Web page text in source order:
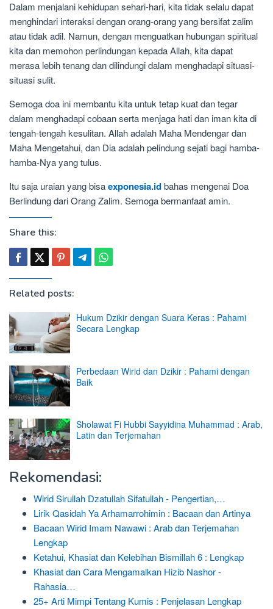
Dalam menjalani kehidupan sehari-hari, kita tidak selalu dapat
menghindari interaksi dengan orang-orang yang bersifat zalim
atau tidak adil. Namun, dengan menguatkan hubungan spiritual
kita dan memohon perlindungan kepada Allah, kita dapat
merasa lebih tenang dan dilindungi dalam menghadapi situasi-
situasi sulit.
Semoga doa ini membantu kita untuk tetap kuat dan tegar
dalam menghadapi cobaan serta menjaga hati dan iman kita di
tengah-tengah kesulitan. Allah adalah Maha Mendengar dan
Maha Mengetahui, dan Dia adalah pelindung sejati bagi hamba-
hamba-Nya yang tulus.
Itu saja uraian yang bisaexponesia.idbahas mengenai Doa
Berlindung dari Orang Zalim. Semoga bermanfaat amin.
Share this:
Related posts:
Hukum Dzikir dengan Suara Keras : Pahami
Secara Lengkap
Perbedaan Wirid dan Dzikir : Pahami dengan
Baik
Sholawat Fi Hubbi Sayyidina Muhammad : Arab,
Latin dan Terjemahan
Rekomendasi:
Wirid Sirullah Dzatullah Sifatullah - Pengertian,…
Lirik Qasidah Ya Arhamarrohimin : Bacaan dan Artinya
Bacaan Wirid Imam Nawawi : Arab dan Terjemahan
Lengkap
Ketahui, Khasiat dan Kelebihan Bismillah 6 : Lengkap
Khasiat dan Cara Mengamalkan Hizib Nashor -
Rahasia…
25+ Arti Mimpi Tentang Kumis : Penjelasan Lengkap